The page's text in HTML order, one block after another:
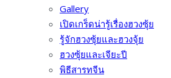
Gallery
เปิดเกร็ดน่ารู้เรื่องฮวงซุ้ย
รู้จักฮวงซุ้ยและฮวงจุ้ย
ฮวงซุ้ยและเจียะปี
พิธีสารทจีน